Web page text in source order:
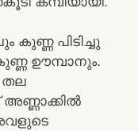
പിടിച്ചു
ഊമ്പാനും.
തല
അണ്ണാക്കിൽ